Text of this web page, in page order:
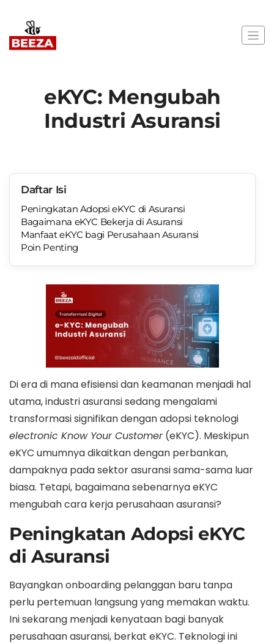
eKYC: Mengubah
Industri Asuransi
Daftar Isi
Peningkatan Adopsi eKYC di Asuransi
Bagaimana eKYC Bekerja di Asuransi
Manfaat eKYC bagi Perusahaan Asuransi
Poin Penting
Di era di mana efisiensi dan keamanan menjadi hal
utama, industri asuransi sedang mengalami
transformasi signifikan dengan adopsi teknologi
electronic Know Your Customer(eKYC). Meskipun
eKYC umumnya dikaitkan dengan perbankan,
dampaknya pada sektor asuransi sama-sama luar
biasa. Tetapi, bagaimana sebenarnya eKYC
mengubah cara kerja perusahaan asuransi?
Peningkatan Adopsi eKYC
di Asuransi
Bayangkan onboarding pelanggan baru tanpa
perlu pertemuan langsung yang memakan waktu.
Ini sekarang menjadi kenyataan bagi banyak
perusahaan asuransi, berkat eKYC. Teknologi ini